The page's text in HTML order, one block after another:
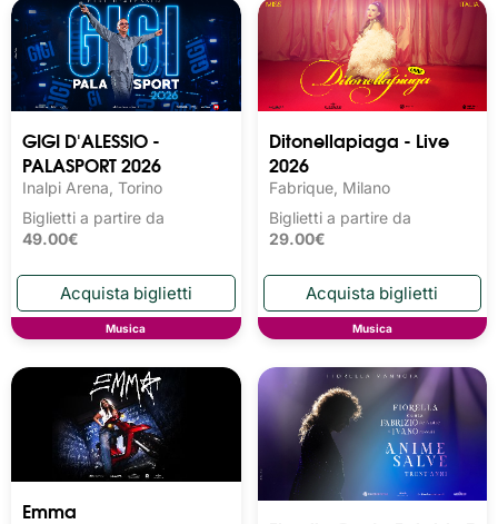
GIGI D'ALESSIO -
PALASPORT 2026
Inalpi Arena, Torino
Biglietti a partire da
49.00€
Musica
Ditonellapiaga - Live
2026
Fabrique, Milano
Biglietti a partire da
29.00€
Musica
Emma